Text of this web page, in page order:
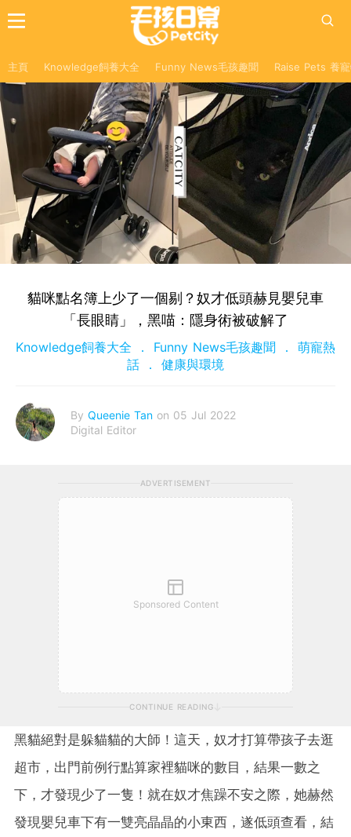
主頁 Knowledge飼養大全 Funny News毛孩趣聞 Raise Pets 養
貓咪點名簿上少了一個剔？奴才低頭赫見嬰兒車
「長眼睛」，黑喵：隱身術被破解了
Knowledge飼養大全 Funny News毛孩趣聞
萌寵熱
話
健康與環境
By Queenie Tan on 05 Jul 2022
Digital Editor
ADVERTISEMENT
Sponsored Content
CONTINUE READING
黑貓絕對是躲貓貓的大師！這天，奴才打算帶孩子去逛
超市，出門前例行點算家裡貓咪的數目，結果一數之
下，才發現少了一隻！就在奴才焦躁不安之際，她赫然
發現嬰兒車下有一雙亮晶晶的小東西，遂低頭查看，結